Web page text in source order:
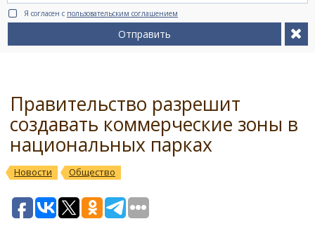
Сервис на немецком
Я согласен с пользовательским соглашением
Отправить
Правительство разрешит
создавать коммерческие зоны в
национальных парках
Новости Общество